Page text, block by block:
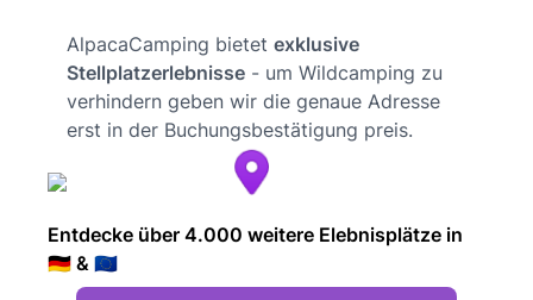
AlpacaCamping bietet exklusive
Stellplatzerlebnisse - um Wildcamping zu
verhindern geben wir die genaue Adresse
erst in der Buchungsbestätigung preis.
Entdecke über 4.000 weitere Elebnisplätze in
🇩🇪 & 🇪🇺